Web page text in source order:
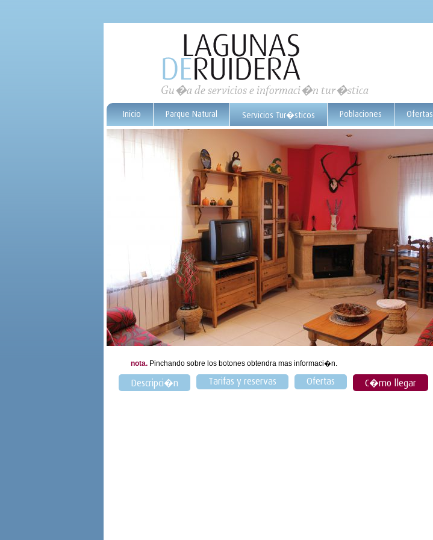
Gu�a de servicios e informaci�n tur�stica
Inicio Parque Natural Servicios Tur�sticos Poblaciones Ofertas
nota. Pinchando sobre los botones obtendra mas informaci�n.
Descripci�n Tarifas y reservas Ofertas C�mo llegar